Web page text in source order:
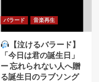
バラード 音楽再生
【泣けるバラード】
「今日は君の誕生日」
ー 忘れられない人へ贈
る誕生日のラブソング